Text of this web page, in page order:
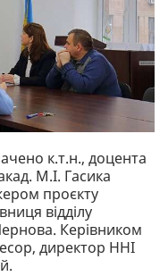
к.т.н., доцента
М.І. Гасика
проєкту
відділу
Керівником
директор ННІ